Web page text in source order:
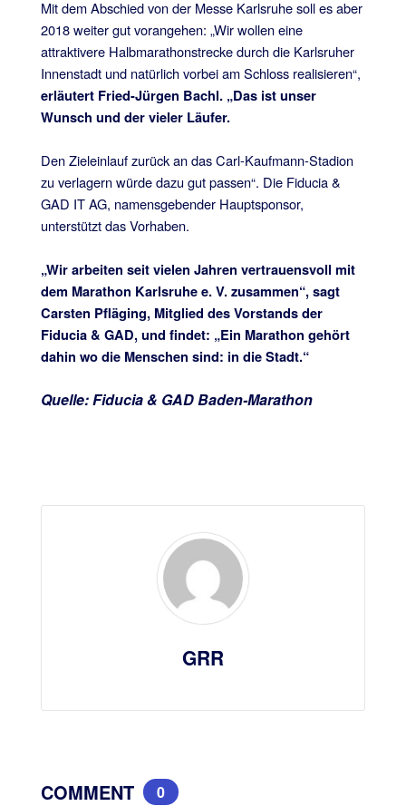
Mit dem Abschied von der Messe Karlsruhe soll es aber
2018 weiter gut vorangehen: „Wir wollen eine
attraktivere Halbmarathonstrecke durch die Karlsruher
Innenstadt und natürlich vorbei am Schloss realisieren“,
erläutert Fried-Jürgen Bachl. „Das ist unser
Wunsch und der vieler Läufer.
Den Zieleinlauf zurück an das Carl-Kaufmann-Stadion
zu verlagern würde dazu gut passen“. Die Fiducia &
GAD IT AG, namensgebender Hauptsponsor,
unterstützt das Vorhaben.
„Wir arbeiten seit vielen Jahren vertrauensvoll mit
dem Marathon Karlsruhe e. V. zusammen“, sagt
Carsten Pfläging, Mitglied des Vorstands der
Fiducia & GAD, und findet: „Ein Marathon gehört
dahin wo die Menschen sind: in die Stadt.“
Quelle: Fiducia & GAD Baden-Marathon
GRR
COMMENT 0